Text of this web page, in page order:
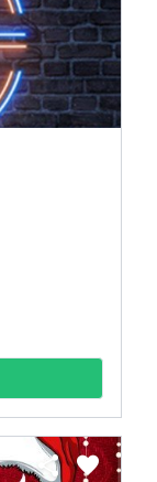
share favorite